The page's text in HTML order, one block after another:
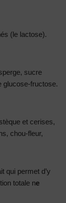
(le lactose).
sucre
glucose-fructose.
et cerises,
chou-fleur,
qui permet d’y
totale ne